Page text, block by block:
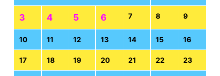
3 4 5 6 7 8 9
10 11 12 13 14 15 16
17 18 19 20 21 22 23